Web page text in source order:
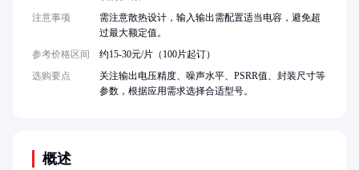
概述
注意事项
需注意散热设计，输入输出需配置适当电容，避免超
过最大额定值。
参考价格区间
约15-30元/片（100片起订）
选购要点
关注输出电压精度、噪声水平、PSRR值、封装尺寸等
参数，根据应用需求选择合适型号。